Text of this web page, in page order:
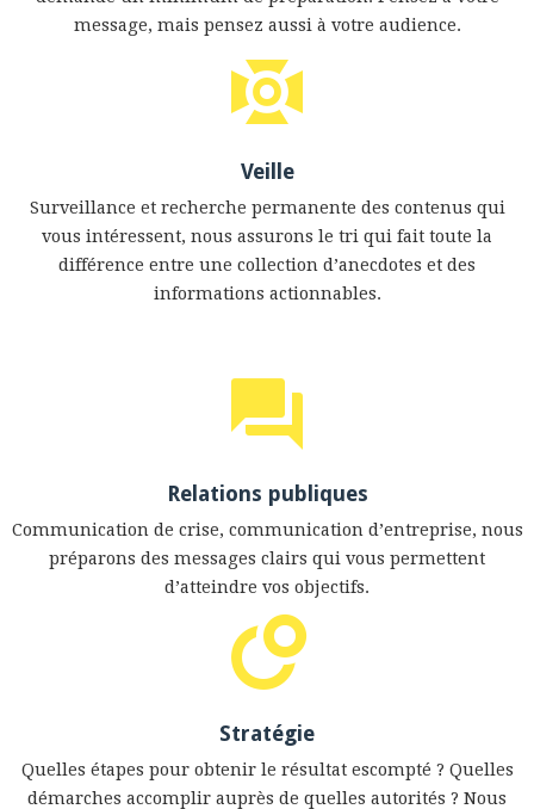
message, mais pensez aussi à votre audience.
Veille
Surveillance et recherche permanente des contenus qui
vous intéressent, nous assurons le tri qui fait toute la
différence entre une collection d’anecdotes et des
informations actionnables.
Relations publiques
Communication de crise, communication d’entreprise, nous
préparons des messages clairs qui vous permettent
d’atteindre vos objectifs.
Stratégie
Quelles étapes pour obtenir le résultat escompté ? Quelles
démarches accomplir auprès de quelles autorités ? Nous